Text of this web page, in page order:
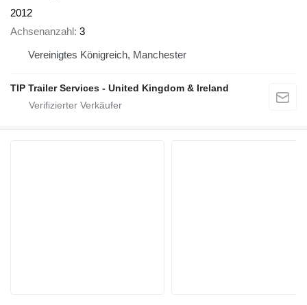
2012
Achsenanzahl 3
Vereinigtes Königreich, Manchester
TIP Trailer Services - United Kingdom & Ireland